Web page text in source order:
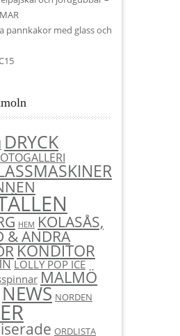
pannkakor med glass och
DRYCK
HEM KOLASÅS,
& ANDRA
KONDITOR
LOLLY POP ICE
MALMÖ
NEWS NORDEN
ORDLISTA